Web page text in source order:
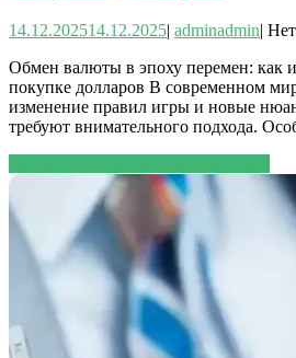
14.12.202514.12.2025| adminadmin|
Обмен валюты в эпоху перемен: как
покупке долларов В современном
изменение правил игры и новые
требуют внимательного подхода.